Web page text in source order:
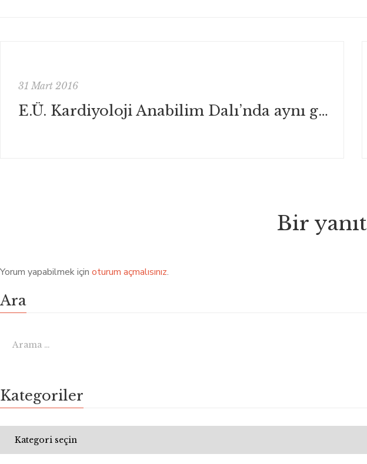
31 Mart 2016
E.Ü. Kardiyoloji Anabilim Dalı’nda aynı gün işlem
Bir
Yorum yapabilmek için oturum açmalısınız.
Ara
Kategoriler